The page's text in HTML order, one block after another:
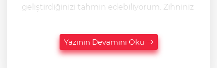
geliştirdiğinizi tahmin edebiliyorum. Zihniniz
Yazının Devamını Oku